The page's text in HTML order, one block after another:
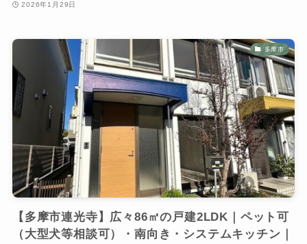
2026年1月29日
多摩市
【多摩市連光寺】広々86㎡の戸建2LDK｜ペット可
（大型犬等相談可）・南向き・システムキッチン｜